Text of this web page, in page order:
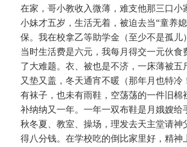
在家，哥小教收入微薄，难支他那三口小
小妹才五岁，生活无着，被迫去当“童养
保。我在校拿乙等助学金（至少不是孤儿
当时生活费是六元，我每月得交一元伙食
了大难题。衣、被也是不济，一床薄被五
又垫又盖，冬天通宵不暖（那年月也特冷
有袜子，也未有雨鞋，空荡荡的一件旧棉
补纳纳又一年。一年一双布鞋是月娥嫂给
秋冬夏、教室、操场，理发去天主堂请神
得八分钱。在学校吃的倒比家里好，精神